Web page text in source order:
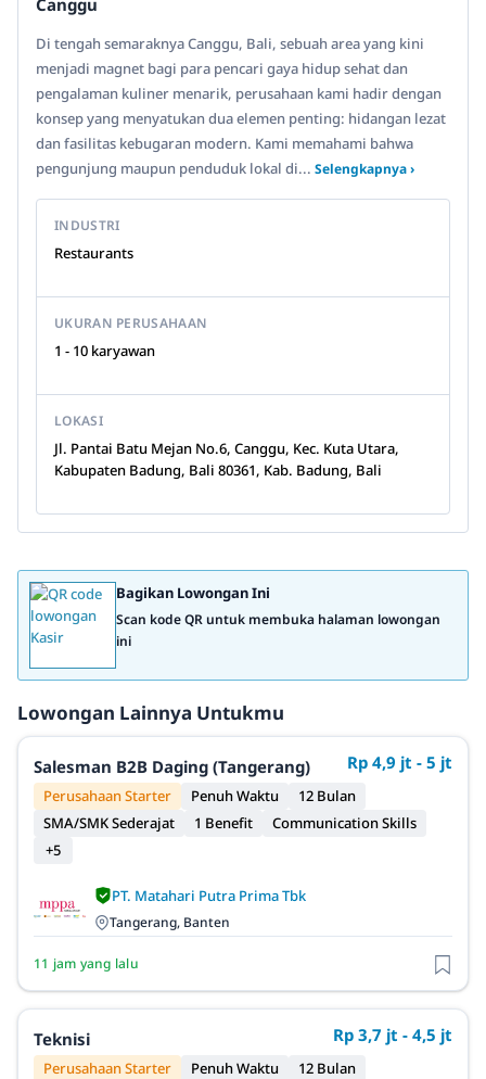
Canggu
Di tengah semaraknya Canggu, Bali, sebuah area yang kini
menjadi magnet bagi para pencari gaya hidup sehat dan
pengalaman kuliner menarik, perusahaan kami hadir dengan
konsep yang menyatukan dua elemen penting: hidangan lezat
dan fasilitas kebugaran modern. Kami memahami bahwa
pengunjung maupun penduduk lokal di... Selengkapnya ›
INDUSTRI
Restaurants
UKURAN PERUSAHAAN
1 - 10 karyawan
LOKASI
Jl. Pantai Batu Mejan No.6, Canggu, Kec. Kuta Utara,
Kabupaten Badung, Bali 80361, Kab. Badung, Bali
Bagikan Lowongan Ini
Scan kode QR untuk membuka halaman lowongan
ini
Lowongan Lainnya Untukmu
Salesman B2B Daging (Tangerang) Rp 4,9 jt - 5 jt
Perusahaan Starter Penuh Waktu
12 Bulan
SMA/SMK Sederajat
1 Benefit
Communication Skills
+5
PT. Matahari Putra Prima Tbk
Tangerang, Banten
11 jam yang lalu
Teknisi Rp 3,7 jt - 4,5 jt
Perusahaan Starter Penuh Waktu
12 Bulan